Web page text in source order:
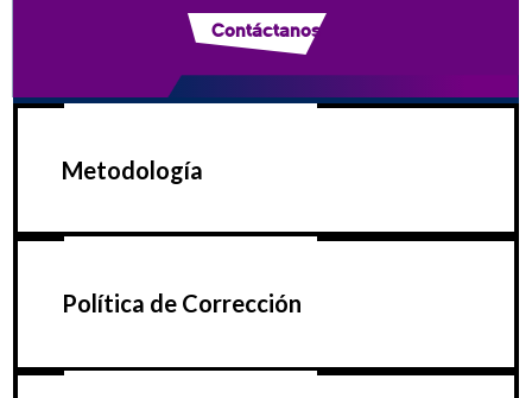
Contáctanos
Metodología
Política de Corrección